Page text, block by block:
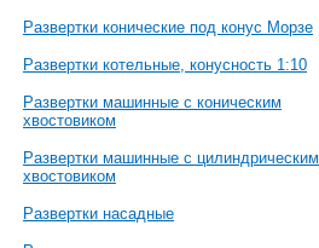
Развертки конические под конус Морзе
Развертки котельные, конусность 1:10
Развертки машинные с коническим
хвостовиком
Развертки машинные с цилиндрическим
хвостовиком
Развертки насадные